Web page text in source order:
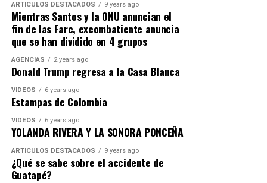
ARTICULOS DESTACADOS 9 years ago
Mientras Santos y la ONU anuncian el
fin de las Farc, excombatiente anuncia
que se han dividido en 4 grupos
AGENCIAS 2 years ago
Donald Trump regresa a la Casa Blanca
VIDEOS 6 years ago
Estampas de Colombia
VIDEOS 6 years ago
YOLANDA RIVERA Y LA SONORA PONCEÑA
ARTICULOS DESTACADOS 9 years ago
¿Qué se sabe sobre el accidente de
Guatapé?